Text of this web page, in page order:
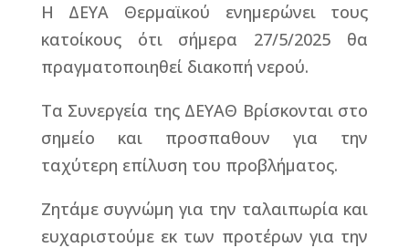
Η ΔΕΥΑ Θερμαϊκού ενημερώνει τους
κατοίκους ότι σήμερα 27/5/2025 θα
πραγματοποιηθεί διακοπή νερού.
Τα Συνεργεία της ΔΕΥΑΘ Βρίσκονται στο
σημείο και προσπαθουν για την
ταχύτερη επίλυση του προβλήματος.
Ζητάμε συγνώμη για την ταλαιπωρία και
ευχαριστούμε εκ των προτέρων για την